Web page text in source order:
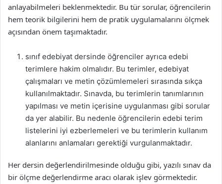
anlayabilmeleri beklenmektedir. Bu tür sorular, öğrencilerin
hem teorik bilgilerini hem de pratik uygulamalarını ölçmek
açısından önem taşımaktadır.
sınıf edebiyat dersinde öğrenciler ayrıca edebi
terimlere hakim olmalıdır. Bu terimler, edebiyat
çalışmaları ve metin çözümlemeleri sırasında sıkça
kullanılmaktadır. Sınavda, bu terimlerin tanımlarının
yapılması ve metin içerisine uygulanması gibi sorular
da yer alabilir. Bu nedenle öğrencilerin edebi terim
listelerini iyi ezberlemeleri ve bu terimlerin kullanım
alanlarını anlamaları gerektiği vurgulanmaktadır.
Her dersin değerlendirilmesinde olduğu gibi, yazılı sınav da
bir ölçme değerlendirme aracı olarak işlev görmektedir.